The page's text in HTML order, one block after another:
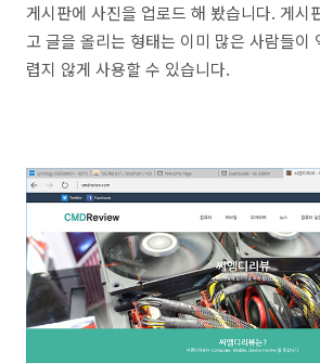
게시판에 사진을 업로드 해 봤습니다. 게시
고 글을 올리는 형태는 이미 많은 사람들이
렵지 않게 사용할 수 있습니다.